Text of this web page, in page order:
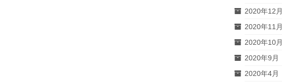
2020年12月
2020年11月
2020年10月
2020年9月
2020年4月